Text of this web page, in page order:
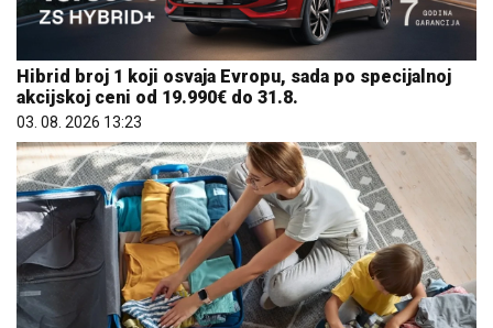
Hibrid broj 1 koji osvaja Evropu, sada po specijalnoj
akcijskoj ceni od 19.990€ do 31.8.
03. 08. 2026 13:23